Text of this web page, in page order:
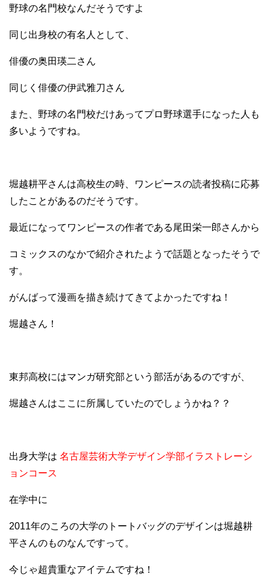
野球の名門校なんだそうですよ
同じ出身校の有名人として、
俳優の奥田瑛二さん
同じく俳優の伊武雅刀さん
また、野球の名門校だけあってプロ野球選手になった人も
多いようですね。
堀越耕平さんは高校生の時、ワンピースの読者投稿に応募
したことがあるのだそうです。
最近になってワンピースの作者である尾田栄一郎さんから
コミックスのなかで紹介されたようで話題となったそうで
す。
がんばって漫画を描き続けてきてよかったですね！
堀越さん！
東邦高校にはマンガ研究部という部活があるのですが、
堀越さんはここに所属していたのでしょうかね？？
出身大学は 名古屋芸術大学デザイン学部イラストレーシ
ョンコース
在学中に
2011年のころの大学のトートバッグのデザインは堀越耕
平さんのものなんですって。
今じゃ超貴重なアイテムですね！